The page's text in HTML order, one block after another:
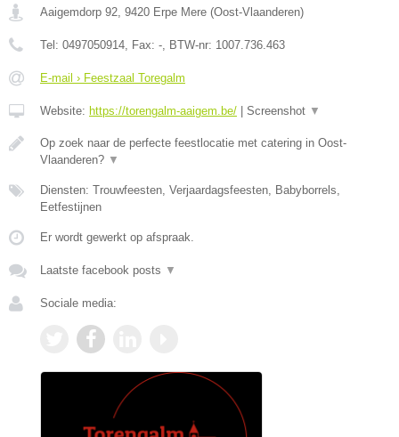
Aaigemdorp 92, 9420 Erpe Mere (Oost-Vlaanderen)
Tel: 0497050914, Fax: -, BTW-nr: 1007.736.463
E-mail › Feestzaal Toregalm
Website: https://torengalm-aaigem.be/ Screenshot ▼
Op zoek naar de perfecte feestlocatie met catering in Oost-
Vlaanderen? ▼
Diensten: Trouwfeesten, Verjaardagsfeesten, Babyborrels,
Eetfestijnen
Er wordt gewerkt op afspraak.
Laatste facebook posts ▼
Sociale media: